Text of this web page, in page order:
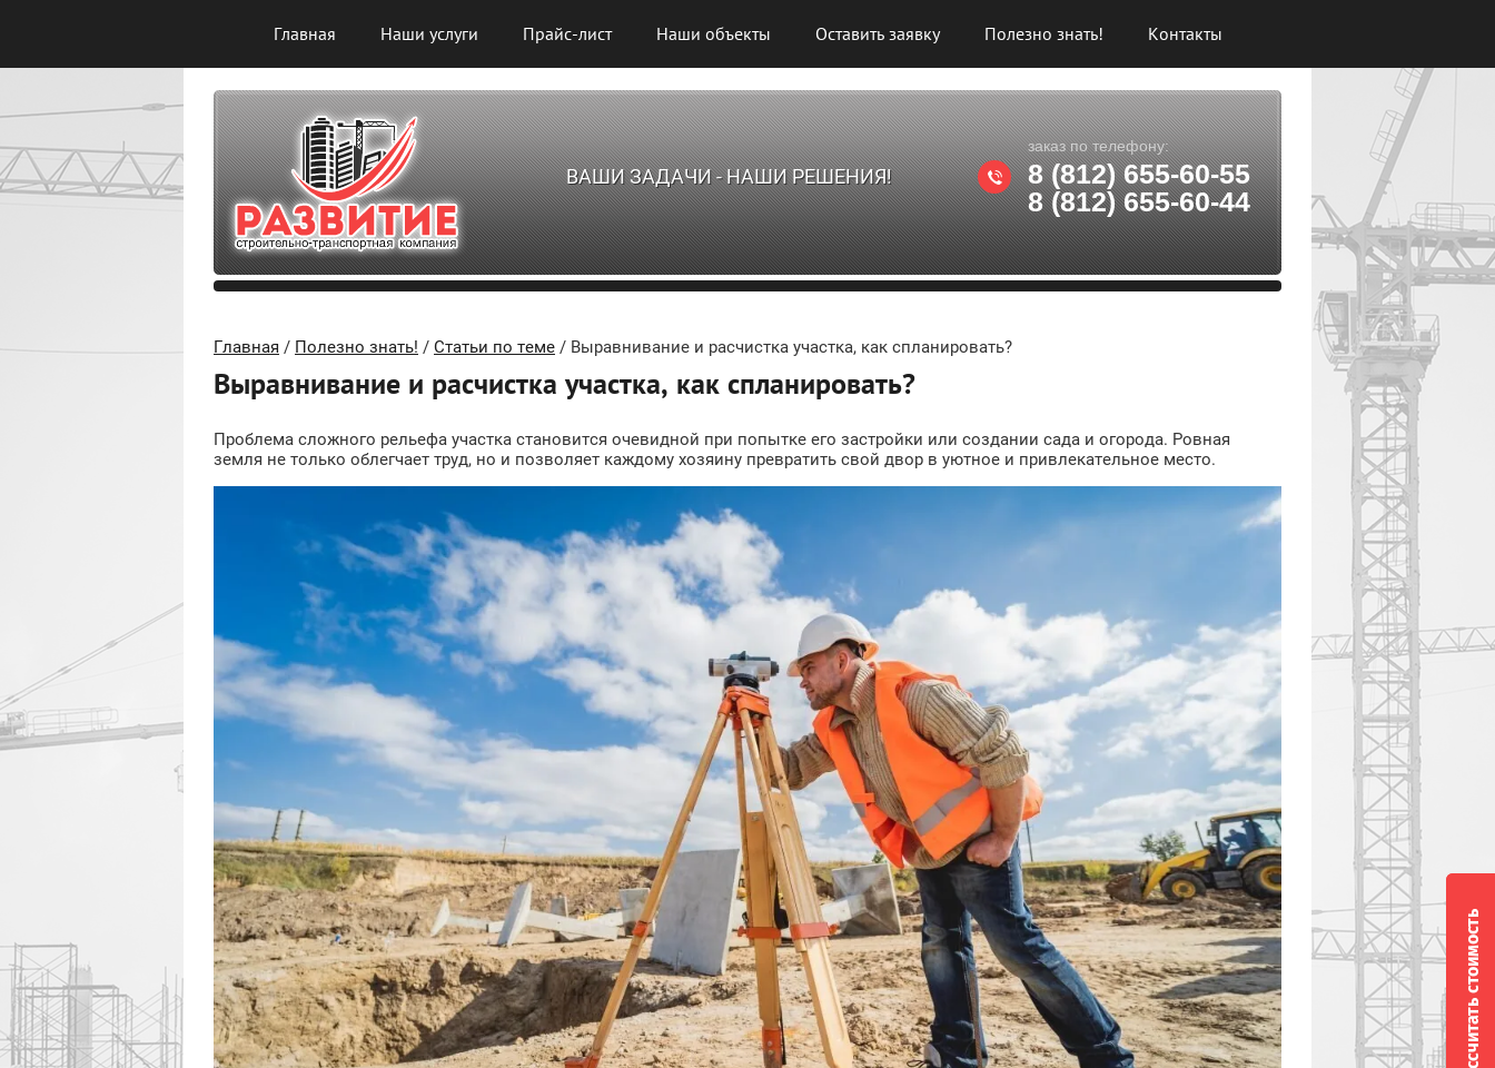
Рассчитать стоимость
Главная Наши услуги Прайс-лист Наши объекты Оставить заявку Полезно знать! Контакты
ВАШИ ЗАДАЧИ - НАШИ РЕШЕНИЯ!
заказ по телефону:
8 (812) 655-60-55
8 (812) 655-60-44
Главная / Полезно знать! / Статьи по теме / Выравнивание и расчистка участка, как спланировать?
Выравнивание и расчистка участка, как спланировать?
Проблема сложного рельефа участка становится очевидной при попытке его застройки или создании сада и огорода. Ровная
земля не только облегчает труд, но и позволяет каждому хозяину превратить свой двор в уютное и привлекательное место.